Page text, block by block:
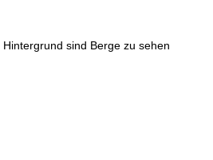
sind Berge zu sehen